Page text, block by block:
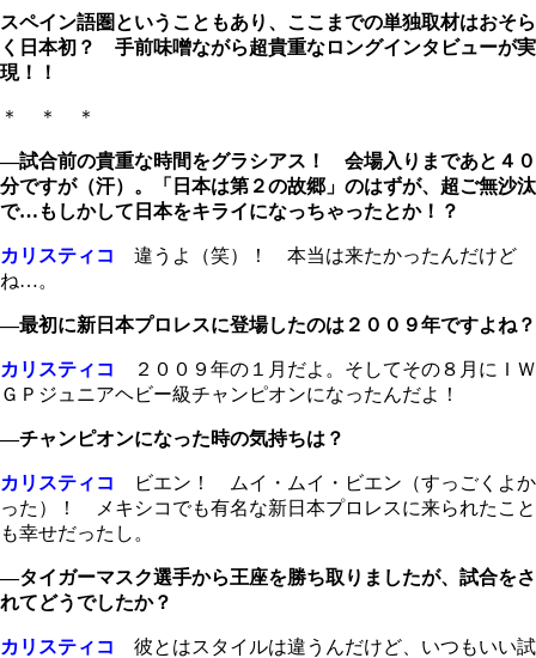
スペイン語圏ということもあり、ここまでの単独取材はおそら
く日本初？ 手前味噌ながら超貴重なロングインタビューが実
現！！
＊ ＊ ＊
―試合前の貴重な時間をグラシアス！ 会場入りまであと４０
分ですが（汗）。「日本は第２の故郷」のはずが、超ご無沙汰
で…もしかして日本をキライになっちゃったとか！？
カリスティコ
違うよ（笑）！ 本当は来たかったんだけど
ね…。
―最初に新日本プロレスに登場したのは２００９年ですよね？
カリスティコ
２００９年の１月だよ。そしてその８月にＩＷ
ＧＰジュニアヘビー級チャンピオンになったんだよ！
―チャンピオンになった時の気持ちは？
カリスティコ
ビエン！ ムイ・ムイ・ビエン（すっごくよか
った）！ メキシコでも有名な新日本プロレスに来られたこと
も幸せだったし。
―タイガーマスク選手から王座を勝ち取りましたが、試合をさ
れてどうでしたか？
カリスティコ
彼とはスタイルは違うんだけど、いつもいい試